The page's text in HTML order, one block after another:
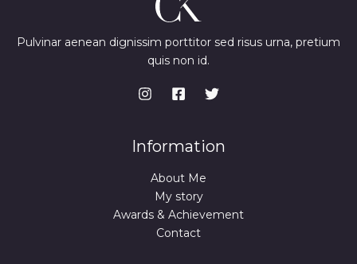
Pulvinar aenean dignissim porttitor sed risus urna, pretium
quis non id.
Information
About Me
My story
Awards & Achievement
Contact